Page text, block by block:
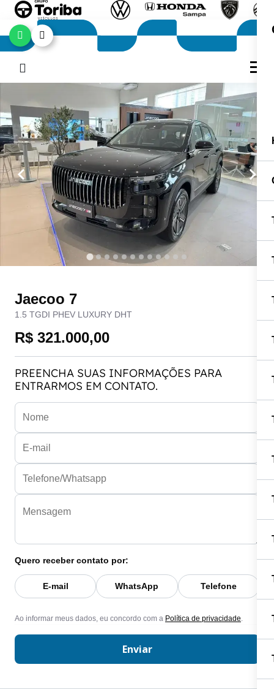
Jaecoo 7
1.5 TGDI PHEV LUXURY DHT
R$ 321.000,00
PREENCHA SUAS INFORMAÇÕES PARA
ENTRARMOS EM CONTATO.
Quero receber contato por:
E-mail WhatsApp Telefone
Ao informar meus dados, eu concordo com a Política de privacidade
Enviar